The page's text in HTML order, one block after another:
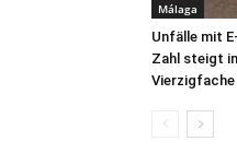
Málaga
Unfälle mit
Zahl steigt
Vierzigfache